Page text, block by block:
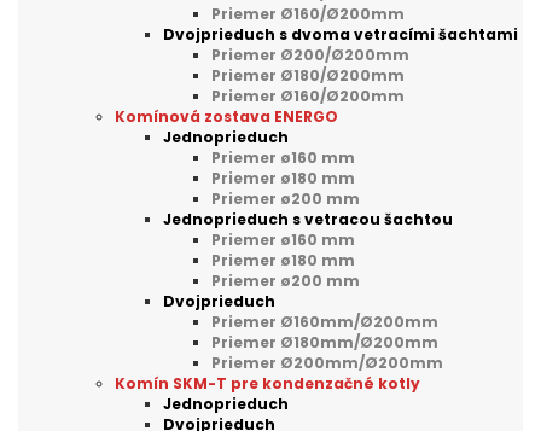
Priemer Ø160/Ø200mm
Dvojprieduch s dvoma vetracími šachtami
Priemer Ø200/Ø200mm
Priemer Ø180/Ø200mm
Priemer Ø160/Ø200mm
Komínová zostava ENERGO
Jednoprieduch
Priemer ø160 mm
Priemer ø180 mm
Priemer ø200 mm
Jednoprieduch s vetracou šachtou
Priemer ø160 mm
Priemer ø180 mm
Priemer ø200 mm
Dvojprieduch
Priemer Ø160mm/Ø200mm
Priemer Ø180mm/Ø200mm
Priemer Ø200mm/Ø200mm
Komín SKM-T pre kondenzačné kotly
Jednoprieduch
Dvojprieduch